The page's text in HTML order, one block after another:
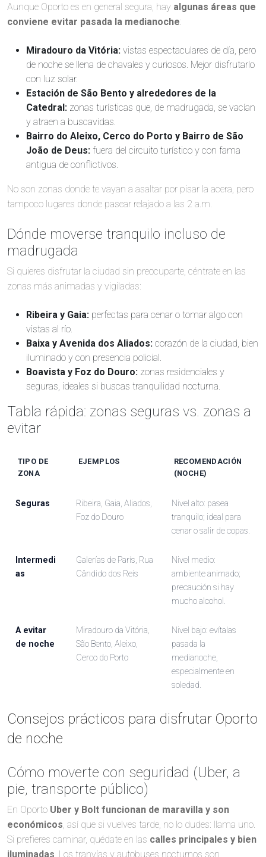
Aunque Oporto es en general segura, hay algunas áreas que
conviene evitar pasada la medianoche:
Miradouro da Vitória: vistas espectaculares de día, pero
de noche se llena de chavales y curiosos. Mejor disfrutarlo
con luz solar.
Estación de São Bento y alrededores de la
Catedral: zonas turísticas que, de madrugada, se vacían
y atraen a buscavidas.
Bairro do Aleixo, Cerco do Porto y Bairro de São
João de Deus: fuera del circuito turístico y con fama
antigua de conflictivos.
No son zonas donde te vayan a asaltar por pisar la acera, pero
tampoco lugares donde pasear relajado a las 2 a.m.
Dónde moverse tranquilo incluso de
madrugada
Si quieres disfrutar la ciudad sin preocuparte, céntrate en las
zonas más animadas y vigiladas:
Ribeira y Gaia: perfectas para cenar o tomar algo con
vistas al río.
Baixa y Avenida dos Aliados: corazón de la ciudad, bien
iluminado y con presencia policial.
Boavista y Foz do Douro: zonas residenciales y
seguras, ideales si buscas tranquilidad nocturna.
Tabla rápida: zonas seguras vs. zonas a
evitar
TIPO DE
ZONA
EJEMPLOS
RECOMENDACIÓN
(NOCHE)
Seguras
Ribeira, Gaia, Aliados,
Foz do Douro
Nivel alto: pasea
tranquilo; ideal para
cenar o salir de copas.
Intermedi
as
Galerías de París, Rua
Cândido dos Reis
Nivel medio:
ambiente animado;
precaución si hay
mucho alcohol.
A evitar
de noche
Miradouro da Vitória,
São Bento, Aleixo,
Cerco do Porto
Nivel bajo: evítalas
pasada la
medianoche,
especialmente en
soledad.
Consejos prácticos para disfrutar Oporto
de noche
Cómo moverte con seguridad (Uber, a
pie, transporte público)
En Oporto Uber y Bolt funcionan de maravilla y son
económicos , así que si vuelves tarde, no lo dudes: llama uno.
Si prefieres caminar, quédate en las calles principales y bien
iluminadas . Los tranvías y autobuses nocturnos son